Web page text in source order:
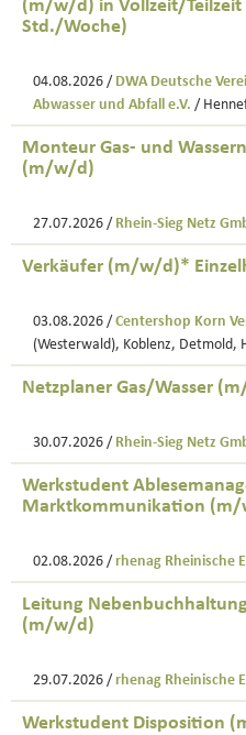
(m/w/d) in Vollzeit/Teilzeit
Std./Woche)
04.08.2026 / DWA Deutsche
Abwasser und Abfall e.V. /
Monteur Gas- und
(m/w/d)
27.07.2026 / Rhein-Sieg Netz
Verkäufer (m/w/d)*
03.08.2026 / Centershop Korn
(Westerwald), Koblenz, Detmold,
Netzplaner Gas/Wasser
30.07.2026 / Rhein-Sieg Netz
Werkstudent
Marktkommunikation
02.08.2026 / rhenag Rheinische
Leitung Nebenbuchhaltung
(m/w/d)
29.07.2026 / rhenag Rheinische
Werkstudent Disposition